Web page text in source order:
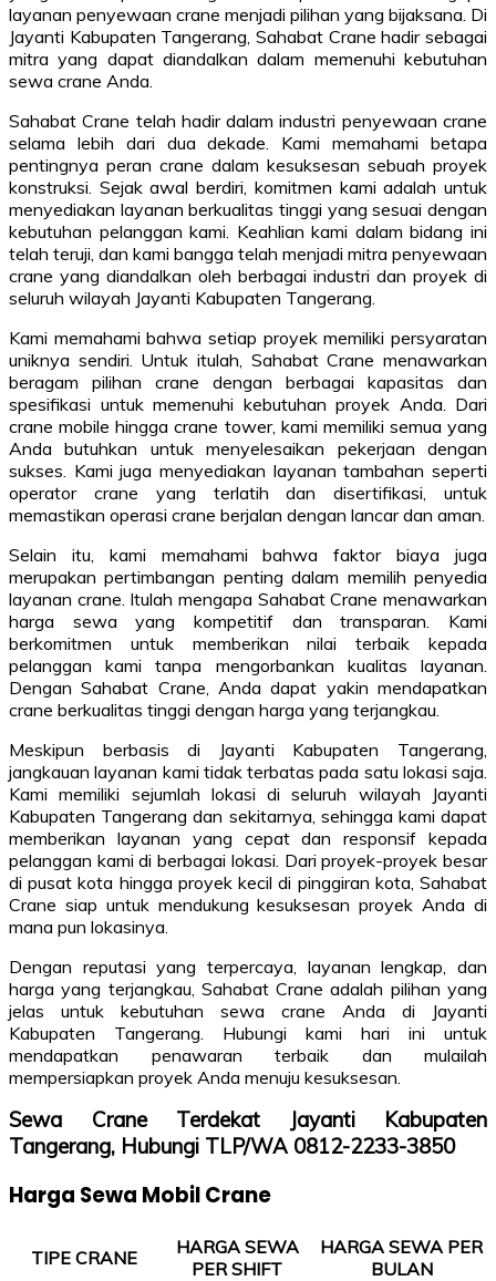
layanan penyewaan crane menjadi pilihan yang bijaksana. Di
Jayanti Kabupaten Tangerang, Sahabat Crane hadir sebagai
mitra yang dapat diandalkan dalam memenuhi kebutuhan
sewa crane Anda.
Sahabat Crane telah hadir dalam industri penyewaan crane
selama lebih dari dua dekade. Kami memahami betapa
pentingnya peran crane dalam kesuksesan sebuah proyek
konstruksi. Sejak awal berdiri, komitmen kami adalah untuk
menyediakan layanan berkualitas tinggi yang sesuai dengan
kebutuhan pelanggan kami. Keahlian kami dalam bidang ini
telah teruji, dan kami bangga telah menjadi mitra penyewaan
crane yang diandalkan oleh berbagai industri dan proyek di
seluruh wilayah Jayanti Kabupaten Tangerang.
Kami memahami bahwa setiap proyek memiliki persyaratan
uniknya sendiri. Untuk itulah, Sahabat Crane menawarkan
beragam pilihan crane dengan berbagai kapasitas dan
spesifikasi untuk memenuhi kebutuhan proyek Anda. Dari
crane mobile hingga crane tower, kami memiliki semua yang
Anda butuhkan untuk menyelesaikan pekerjaan dengan
sukses. Kami juga menyediakan layanan tambahan seperti
operator crane yang terlatih dan disertifikasi, untuk
memastikan operasi crane berjalan dengan lancar dan aman.
Selain itu, kami memahami bahwa faktor biaya juga
merupakan pertimbangan penting dalam memilih penyedia
layanan crane. Itulah mengapa Sahabat Crane menawarkan
harga sewa yang kompetitif dan transparan. Kami
berkomitmen untuk memberikan nilai terbaik kepada
pelanggan kami tanpa mengorbankan kualitas layanan.
Dengan Sahabat Crane, Anda dapat yakin mendapatkan
crane berkualitas tinggi dengan harga yang terjangkau.
Meskipun berbasis di Jayanti Kabupaten Tangerang,
jangkauan layanan kami tidak terbatas pada satu lokasi saja.
Kami memiliki sejumlah lokasi di seluruh wilayah Jayanti
Kabupaten Tangerang dan sekitarnya, sehingga kami dapat
memberikan layanan yang cepat dan responsif kepada
pelanggan kami di berbagai lokasi. Dari proyek-proyek besar
di pusat kota hingga proyek kecil di pinggiran kota, Sahabat
Crane siap untuk mendukung kesuksesan proyek Anda di
mana pun lokasinya.
Dengan reputasi yang terpercaya, layanan lengkap, dan
harga yang terjangkau, Sahabat Crane adalah pilihan yang
jelas untuk kebutuhan sewa crane Anda di Jayanti
Kabupaten Tangerang. Hubungi kami hari ini untuk
mendapatkan penawaran terbaik dan mulailah
mempersiapkan proyek Anda menuju kesuksesan.
Sewa Crane Terdekat Jayanti Kabupaten
Tangerang, Hubungi TLP/WA 0812-2233-3850
Harga Sewa Mobil Crane
TIPE CRANE
HARGA SEWA
PER SHIFT
HARGA SEWA PER
BULAN